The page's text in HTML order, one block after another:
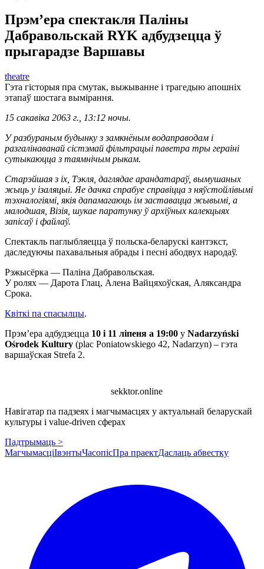
Прэм’ера спектакля Паліны
Дабравольскай RYK адбудзецца ў
прыгарадзе Варшавы
theatre
Гэта гісторыя пра смутак, выжыванне і трагедыю апошніх
этапаў шостага вымірання.
15 сакавіка 2063 г., 13:12 ночы.
У разбураным будынку з замкнёным водаправодам і
разгалінаванай сістэмай фільтрацыі паветра тры гераіні
сутыкаюцца з таямнічым рыкам.
Старэйшая з іх, Тэкля, даглядае арандатараў, вымушаных
жыць у ізаляцыі. Яе дачка спрабуе справіцца з няўстойлівымі
тэхналогіямі, якія дапамагаюць ім заставацца жывымі, а
малодшая, Візія, шукае паратунку ў архіўных калекцыях
запісаў і файлаў.
Спектакль паглыбляецца ў польска-беларускі кантэкст,
даследуючы пахавальныя абрады і песні абодвух народаў.
Рэжысёрка — Паліна Дабравольская.
У ролях — Дарота Глац, Алена Вайцяхоўская, Аляксандра
Срока.
Квіткі па спасылцы.
Прэм’ера адбудзецца 10 і 11 ліпеня а 19:00 у Nadarzyński
Ośrodek Kultury (plac Poniatowskiego 42, Nadarzyn) – гэта
варшаўская Strefa 2.
sekktor.online
Навігатар па падзеях і магчымасцях у актуальнай беларускай
культуры і value-driven сферах
Падтрымаць >
МагчымасціІвэнтыЧасопісПра праектДаслаць абвестку